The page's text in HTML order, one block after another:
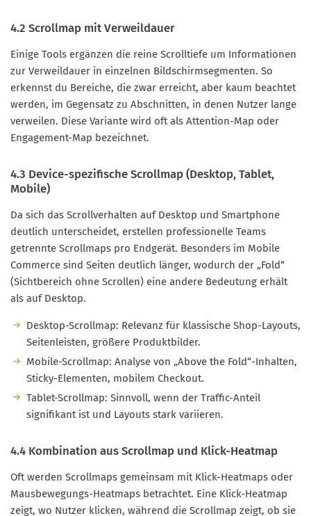
4.2 Scrollmap mit Verweildauer
Einige Tools ergänzen die reine Scrolltiefe um Informationen
zur Verweildauer in einzelnen Bildschirmsegmenten. So
erkennst du Bereiche, die zwar erreicht, aber kaum beachtet
werden, im Gegensatz zu Abschnitten, in denen Nutzer lange
verweilen. Diese Variante wird oft als Attention-Map oder
Engagement-Map bezeichnet.
4.3 Device-spezifische Scrollmap (Desktop, Tablet,
Mobile)
Da sich das Scrollverhalten auf Desktop und Smartphone
deutlich unterscheidet, erstellen professionelle Teams
getrennte Scrollmaps pro Endgerät. Besonders im Mobile
Commerce sind Seiten deutlich länger, wodurch der „Fold“
(Sichtbereich ohne Scrollen) eine andere Bedeutung erhält
als auf Desktop.
Desktop-Scrollmap: Relevanz für klassische Shop-Layouts,
Seitenleisten, größere Produktbilder.
Mobile-Scrollmap: Analyse von „Above the Fold“-Inhalten,
Sticky-Elementen, mobilem Checkout.
Tablet-Scrollmap: Sinnvoll, wenn der Traffic-Anteil
signifikant ist und Layouts stark variieren.
4.4 Kombination aus Scrollmap und Klick-Heatmap
Oft werden Scrollmaps gemeinsam mit Klick-Heatmaps oder
Mausbewegungs-Heatmaps betrachtet. Eine Klick-Heatmap
zeigt, wo Nutzer klicken, während die Scrollmap zeigt, ob sie